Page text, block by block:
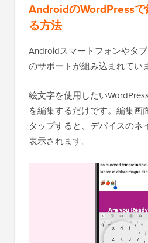
AndroidのWordPress
る方法
Androidスマートフォンやタ
のサポートが組み込まれてい
絵文字を使用したい
を編集するだけです。編集画
タップすると、デバイスのネ
表示されます。